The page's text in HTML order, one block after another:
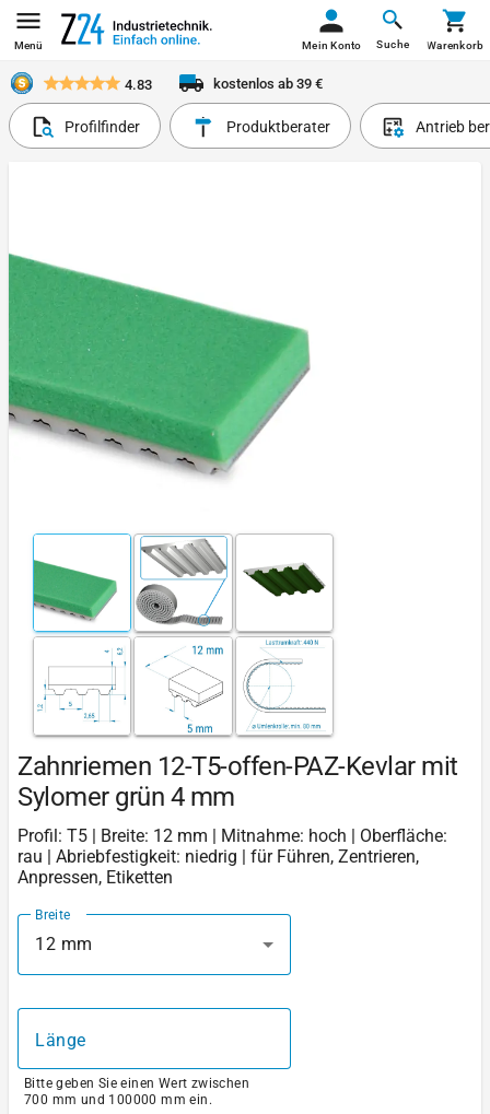
Menü Suche
Mein Konto Warenkorb
4.83 kostenlos ab 39 €
Profilfinder Produktberater Antrieb
Zahnriemen 12-T5-offen-PAZ-Kevlar mit
Sylomer grün 4 mm
Profil: T5 | Breite: 12 mm | Mitnahme: hoch | Oberfläche:
rau | Abriebfestigkeit: niedrig | für Führen, Zentrieren,
Anpressen, Etiketten
Breite
12 mm
Länge
Bitte geben Sie einen Wert zwischen
700 mm und 100000 mm ein.